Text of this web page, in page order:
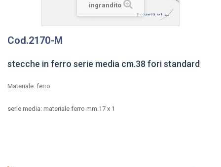
ingrandito
Cod.2170-M
stecche in ferro serie media cm.38 fori standard
Materiale: ferro
serie media: materiale ferro mm.17 x 1